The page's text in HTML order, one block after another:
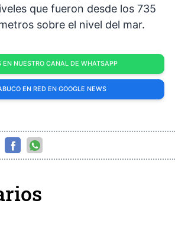
que fueron desde los 735
sobre el nivel del mar.
EN NUESTRO CANAL DE WHATSAPP
EN RED EN GOOGLE NEWS